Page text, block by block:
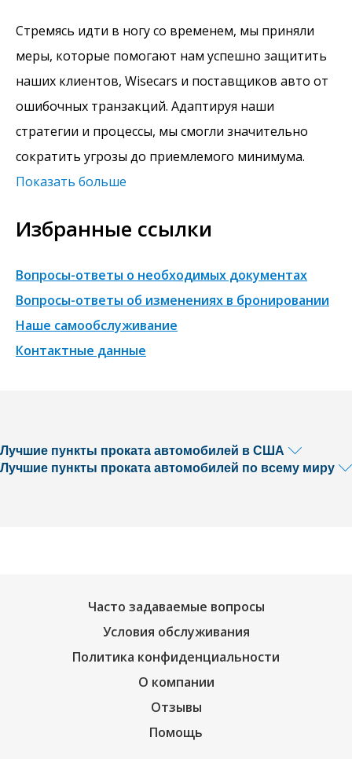
Стремясь идти в ногу со временем, мы приняли
меры, которые помогают нам успешно защитить
наших клиентов, Wisecars и поставщиков авто от
ошибочных транзакций. Адаптируя наши
стратегии и процессы, мы смогли значительно
сократить угрозы до приемлемого минимума.
Показать больше
Избранные ссылки
Вопросы-ответы о необходимых документах
Вопросы-ответы об изменениях в бронировании
Наше самообслуживание
Контактные данные
Лучшие пункты проката автомобилей в США
Лучшие пункты проката автомобилей по всему миру
Часто задаваемые вопросы
Условия обслуживания
Политика конфиденциальности
О компании
Отзывы
Помощь